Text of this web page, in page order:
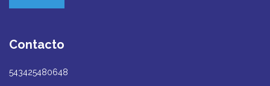
Contacto
543425480648